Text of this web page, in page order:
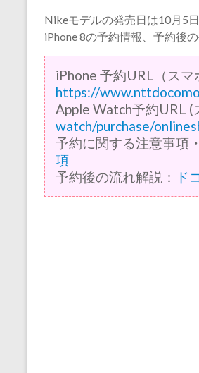
Nikeモデルの発売日は10月5
iPhone 8の予約情報、予約後
iPhone 予約URL（スマ
https://
Apple Watch予約URL
watch/purchase/
予約に関する注意事項
項
予約後の流れ解説：
ド